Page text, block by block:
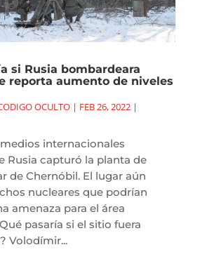
si Rusia bombardeara
reporta aumento de niveles
OCULTO| FEB 26, 2022|
internacionales
Rusia capturó la planta de
de Chernóbil. El lugar aún
nucleares que podrían
amenaza para el área
pasaría si el sitio fuera
Volodímir...